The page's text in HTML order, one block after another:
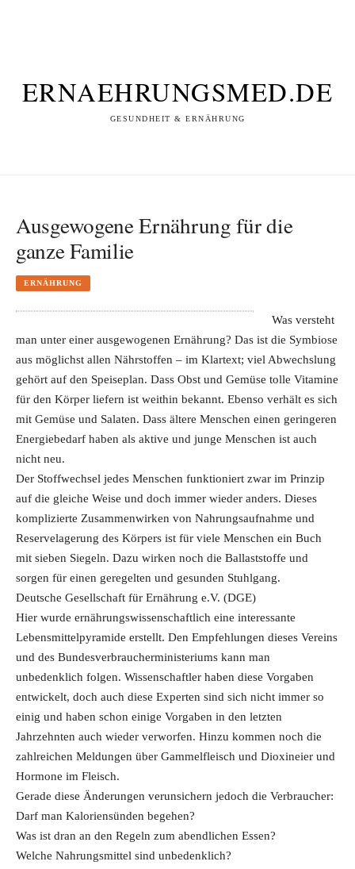
ERNAEHRUNGSMED.DE
GESUNDHEIT & ERNÄHRUNG
Ausgewogene Ernährung für die
ganze Familie
ERNÄHRUNG
Was versteht
man unter einer ausgewogenen Ernährung? Das ist die Symbiose
aus möglichst allen Nährstoffen – im Klartext; viel Abwechslung
gehört auf den Speiseplan. Dass Obst und Gemüse tolle Vitamine
für den Körper liefern ist weithin bekannt. Ebenso verhält es sich
mit Gemüse und Salaten. Dass ältere Menschen einen geringeren
Energiebedarf haben als aktive und junge Menschen ist auch
nicht neu.
Der Stoffwechsel jedes Menschen funktioniert zwar im Prinzip
auf die gleiche Weise und doch immer wieder anders. Dieses
komplizierte Zusammenwirken von Nahrungsaufnahme und
Reservelagerung des Körpers ist für viele Menschen ein Buch
mit sieben Siegeln. Dazu wirken noch die Ballaststoffe und
sorgen für einen geregelten und gesunden Stuhlgang.
Deutsche Gesellschaft für Ernährung e.V. (DGE)
Hier wurde ernährungswissenschaftlich eine interessante
Lebensmittelpyramide erstellt. Den Empfehlungen dieses Vereins
und des Bundesverbraucherministeriums kann man
unbedenklich folgen. Wissenschaftler haben diese Vorgaben
entwickelt, doch auch diese Experten sind sich nicht immer so
einig und haben schon einige Vorgaben in den letzten
Jahrzehnten auch wieder verworfen. Hinzu kommen noch die
zahlreichen Meldungen über Gammelfleisch und Dioxineier und
Hormone im Fleisch.
Gerade diese Änderungen verunsichern jedoch die Verbraucher:
Darf man Kaloriensünden begehen?
Was ist dran an den Regeln zum abendlichen Essen?
Welche Nahrungsmittel sind unbedenklich?